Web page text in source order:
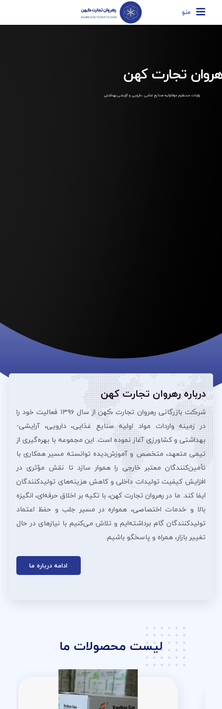
منو
تجارت کهن
واردات مستقیم مواداولیه صنایع غذایی ، دارویی و آرایشی بهداشتی
درباره رهروان تجارت کهن
شرڪت بازرگانی رهروان تجارت ڪهن از سال ۱۳۹۶ فعالیت خود را
در زمینه واردات مواد اولیه صنایع غذایی، دارویی، آرایشی‌-
بهداشتی و کشاورزی آغاز نموده است. این مجموعه با بهره‌گیری از
تیمی متعهد، متخصص و آموزش‌دیده توانسته مسیر همکاری با
تأمین‌کنندگان معتبر خارجی را هموار سازد تا نقش مؤثری در
افزایش کیفیت تولیدات داخلی و کاهش هزینه‌های تولیدکنندگان
ایفا کند. ما در رهروان تجارت کهن، با تکیه بر اخلاق حرفه‌ای، انگیزه
بالا و خدمات اختصاصی، همواره در مسیر جلب و حفظ اعتماد
تولیدکنندگان گام برداشته‌ایم و تلاش می‌کنیم با نیازهای در حال
تغییر بازار، همراه و پاسخگو باشیم.
ادامه درباره ما
لیست محصولات ما